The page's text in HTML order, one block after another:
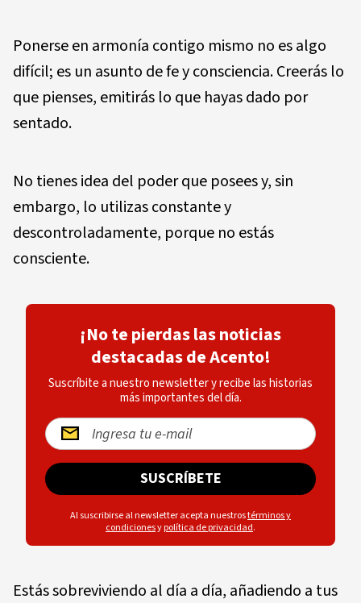
Ponerse en armonía contigo mismo no es algo
difícil; es un asunto de fe y consciencia. Creerás lo
que pienses, emitirás lo que hayas dado por
sentado.
No tienes idea del poder que posees y, sin
embargo, lo utilizas constante y
descontroladamente, porque no estás
consciente.
¡No te pierdas las noticias
destacadas de Acento!
Suscríbite a nuestro newsletter y recibe las historias
más importantes del día.
SUSCRÍBETE
Al suscribirse al newsletter acepta nuestrostérminos y
condicionesypolítica de privacidad.
Estás sobreviviendo al día a día, añadiendo a tus